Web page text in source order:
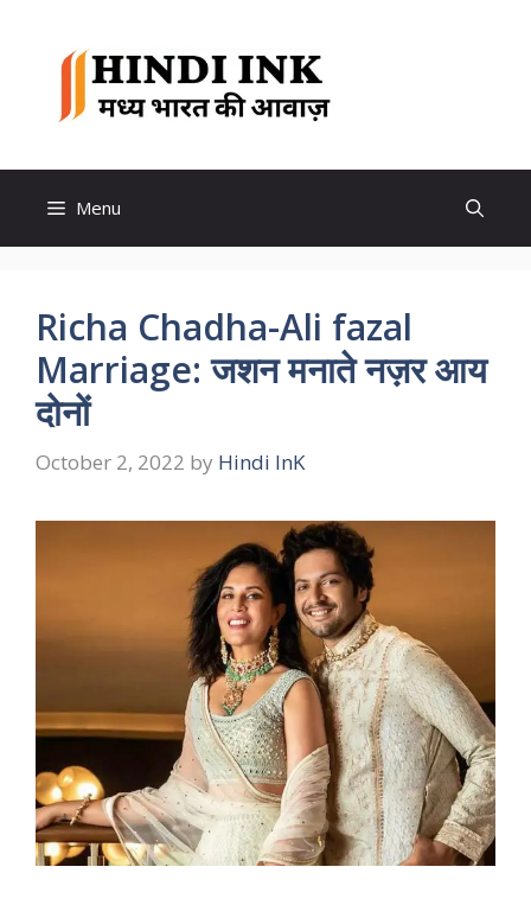
content
Menu
Richa Chadha-Ali fazal
Marriage: जशन मनाते नज़र आय
दोनों
October 2, 2022 by Hindi InK